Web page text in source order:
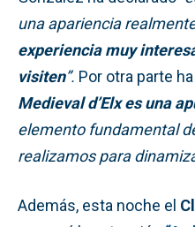
una apariencia
experiencia muy
visiten”. Por otra parte
Medieval d’Elx es una
elemento fundamental
realizamos para
Además, esta noche el